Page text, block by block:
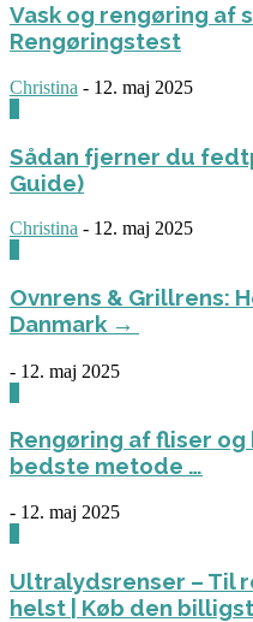
Vask og rengøring af
Rengøringstest
Christina - 12. maj 2025
Sådan fjerner du
Guide)
Christina - 12. maj 2025
Ovnrens & Grillrens:
Danmark →
- 12. maj 2025
Rengøring af fliser og
bedste metode …
- 12. maj 2025
Ultralydsrenser – Til
helst | Køb den